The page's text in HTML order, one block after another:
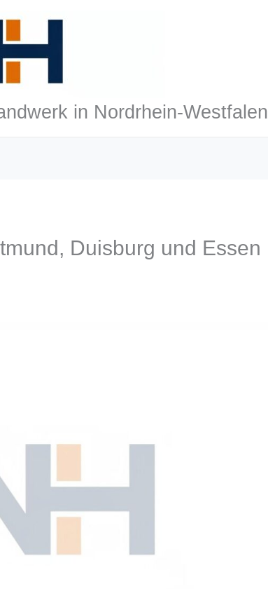
in Nordrhein-Westfalen
Duisburg und Essen